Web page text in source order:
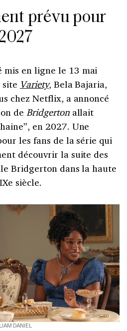
prévu pour
mis en ligne le 13 mai
Variety, Bela Bajaria,
chez Netflix, a annoncé
de Bridgertonallait
en 2027. Une
les fans de la série qui
découvrir la suite des
Bridgerton dans la haute
siècle.
LIAM DANIEL